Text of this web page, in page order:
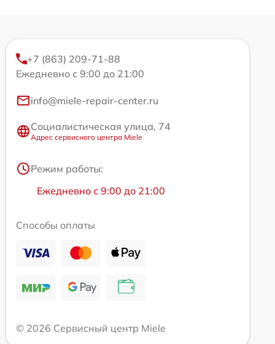
+7 (863) 209-71-88
Ежедневно с 9:00 до 21:00
info@miele-repair-center.ru
Социалистическая улица, 74
Адрес сервисного центра Miele
Режим работы:
Ежедневно с 9:00 до 21:00
Способы оплаты
© 2026 Сервисный центр Miele